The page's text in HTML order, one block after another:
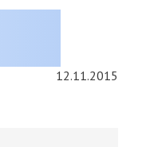
12.11.2015